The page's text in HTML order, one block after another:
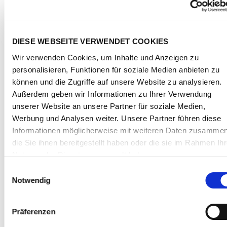
DIESE WEBSEITE VERWENDET COOKIES
Wir verwenden Cookies, um Inhalte und Anzeigen zu
personalisieren, Funktionen für soziale Medien anbieten zu
können und die Zugriffe auf unsere Website zu analysieren.
Außerdem geben wir Informationen zu Ihrer Verwendung
unserer Website an unsere Partner für soziale Medien,
Werbung und Analysen weiter. Unsere Partner führen diese
Informationen möglicherweise mit weiteren Daten
die Sie ihnen bereitgestellt haben oder die sie im Rahmen
Nutzung der Dienste gesammelt haben.
zugleich gem. Art. 49 Abs. 1 S. 1 lit a DSGVO ein, dass Ihre
Daten in den USA verarbeitet werden. Die USA werden vom
Europäischen Gerichtshof als ein Land mit einem nach EU-
Standards unzureichenden Datenschutzniveau eingeschätzt.
Notwendig
Präferenzen
ANWENDUNGSBEREICHE
PRODUKTFAMILIE VERARBEITUNG
REINIGUNG UND DESINFEKTION
LEXAN™ MARGARD™ Sheet